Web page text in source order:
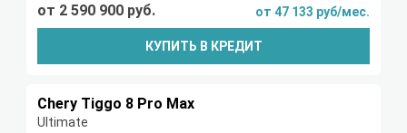
от 2 590 900 руб. от 47 133 руб/мес.
КУПИТЬ В КРЕДИТ
Chery Tiggo 8 Pro Max
Ultimate